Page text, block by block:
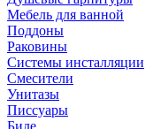
Мебель для ванной
Поддоны
Раковины
Системы инсталляции
Смесители
Унитазы
Писсуары
Биде